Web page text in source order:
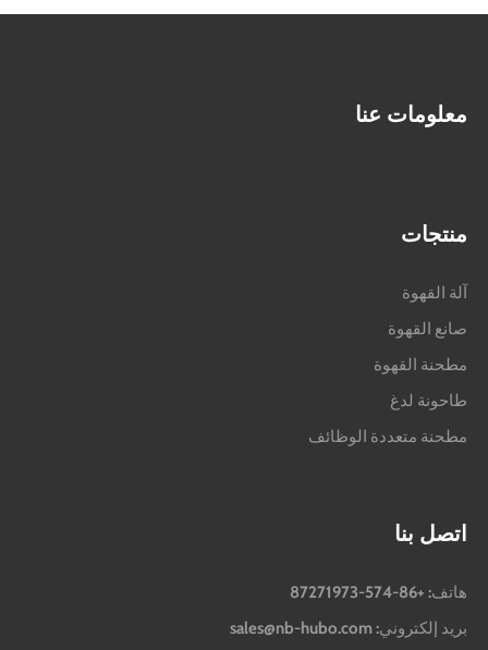
معلومات عنا
منتجات
آلة القهوة
صانع القهوة
مطحنة القهوة
طاحونة لدغ
مطحنة متعددة الوظائف
اتصل بنا
هاتف: +86-574-87271973
بريد إلكتروني: sales@nb-hubo.com